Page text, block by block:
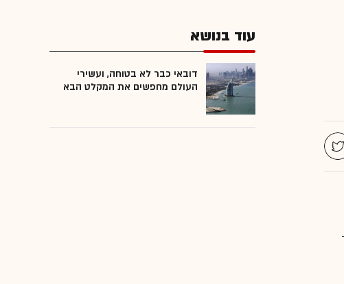
עוד בנושא
דובאי כבר לא בטוחה, ועשירי
העולם מחפשים את המקלט הבא